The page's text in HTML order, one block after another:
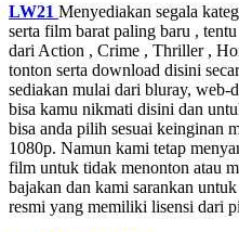
LW21 Menyediakan segala
serta film barat paling baru ,
dari Action , Crime , Thriller ,
tonton serta download disini
sediakan mulai dari bluray,
bisa kamu nikmati disini dan
bisa anda pilih sesuai keinginan
1080p. Namun kami tetap
film untuk tidak menonton atau
bajakan dan kami sarankan
resmi yang memiliki lisensi dari